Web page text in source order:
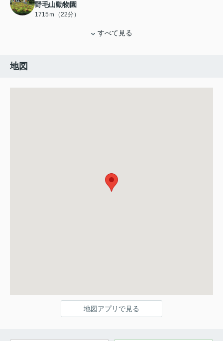
野毛山動物園
1715ｍ（22分）
すべて見る
地図
地図アプリで見る